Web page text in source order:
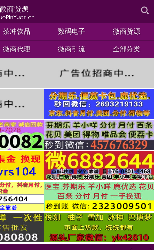
茶冲饮品 数码电子 微商货源
微商代理 微商引流 全部分类